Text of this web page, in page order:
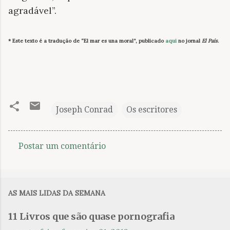
agradável”.
* Este texto é a tradução de “El mar es una moral”, publicado aqui no jornal El País.
Joseph Conrad Os escritores
n
Postar um comentário
AS MAIS LIDAS DA SEMANA
11 Livros que são quase pornografia